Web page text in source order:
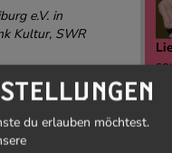
e.V. in
Kultur, SWR
Nördlicher
allen Bühnen ist
du erlauben möchtest.